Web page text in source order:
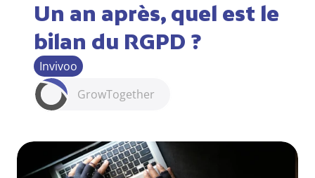
Un an après, quel est le
bilan du RGPD ?
Invivoo
GrowTogether